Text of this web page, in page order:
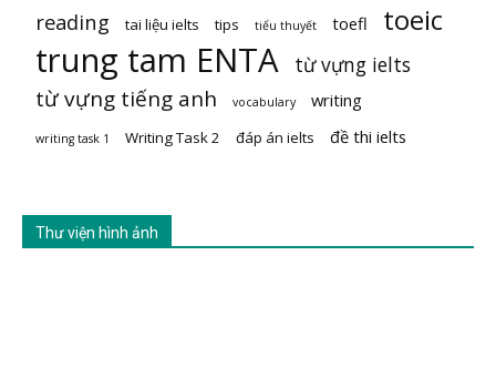
reading tai liệu ielts tips tiểu thuyết toefl toeic
trung tam ENTA từ vựng ielts
từ vựng tiếng anh vocabulary writing
writing task 1 Writing Task 2 đáp án ielts đề thi ielts
Thư viện hình ảnh